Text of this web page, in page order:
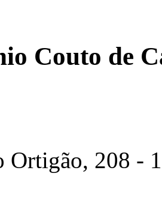
Couto de
Ortigão, 208 -